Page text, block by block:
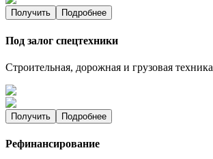
Получить Подробнее
Под залог спецтехники
Строительная, дорожная и грузовая техника
Получить Подробнее
Рефинансирование